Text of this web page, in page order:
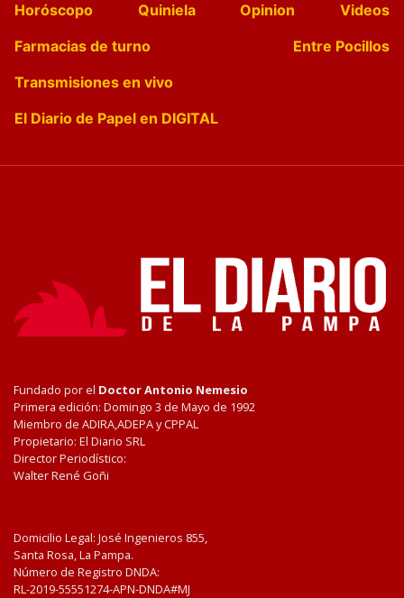
Horóscopo
Quiniela Opinion
Videos
Farmacias de turno
Entre Pocillos
Transmisiones en vivo
El Diario de Papel en DIGITAL
Fundado por el Doctor Antonio Nemesio
Primera edición: Domingo 3 de Mayo de 1992
Miembro de ADIRA,ADEPA y CPPAL
Propietario: El Diario SRL
Director Periodístico:
Walter René Goñi
Domicilio Legal: José Ingenieros 855,
Santa Rosa, La Pampa.
Número de Registro DNDA:
RL-2019-55551274-APN-DNDA#MJ